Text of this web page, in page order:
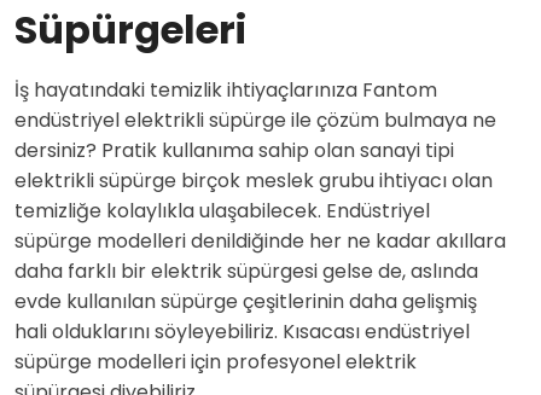
Süpürgeleri
İş hayatındaki temizlik ihtiyaçlarınıza Fantom
endüstriyel elektrikli süpürge ile çözüm bulmaya ne
dersiniz? Pratik kullanıma sahip olan sanayi tipi
elektrikli süpürge birçok meslek grubu ihtiyacı olan
temizliğe kolaylıkla ulaşabilecek. Endüstriyel
süpürge modelleri denildiğinde her ne kadar akıllara
daha farklı bir elektrik süpürgesi gelse de, aslında
evde kullanılan süpürge çeşitlerinin daha gelişmiş
hali olduklarını söyleyebiliriz. Kısacası endüstriyel
süpürge modelleri için profesyonel elektrik